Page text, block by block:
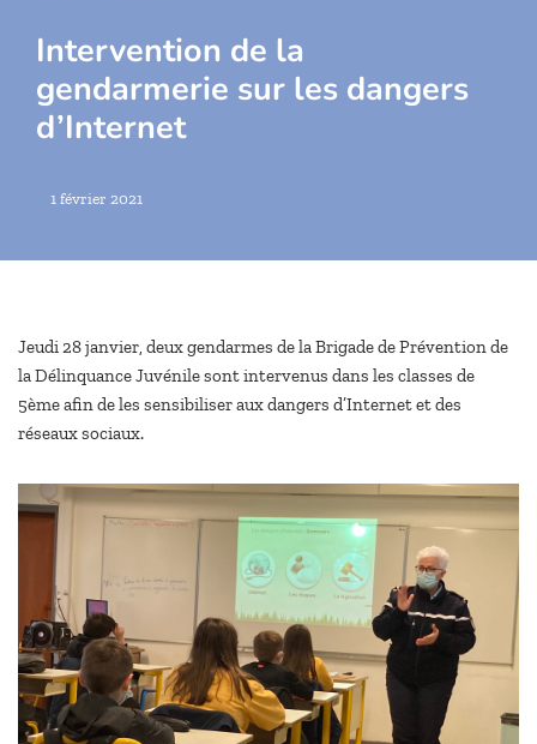
Intervention de la
gendarmerie sur les dangers
d’Internet
1 février 2021
Jeudi 28 janvier, deux gendarmes de la Brigade de Prévention de
la Délinquance Juvénile sont intervenus dans les classes de
5ème afin de les sensibiliser aux dangers d’Internet et des
réseaux sociaux.